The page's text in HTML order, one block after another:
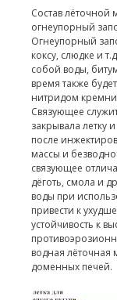
Состав лёточной
огнеупорный
Огнеупорный
коксу, слюдке и
собой воды,
время также
нитридом
Связующее
закрывала летку
после
массы и
связующее
дёготь, смола и
воды при
привести к
устойчивость к
водная лёточная
доменных печей.